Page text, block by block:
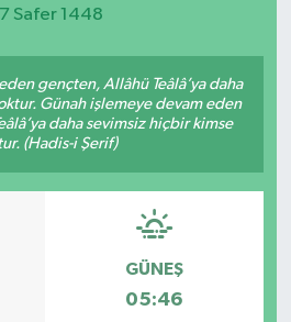
Safer 1448
gençten, Allâhü Teâlâ’ya daha
Günah işlemeye devam eden
daha sevimsiz hiçbir kimse
(Hadis-i Şerif)
GÜNEŞ
05:46